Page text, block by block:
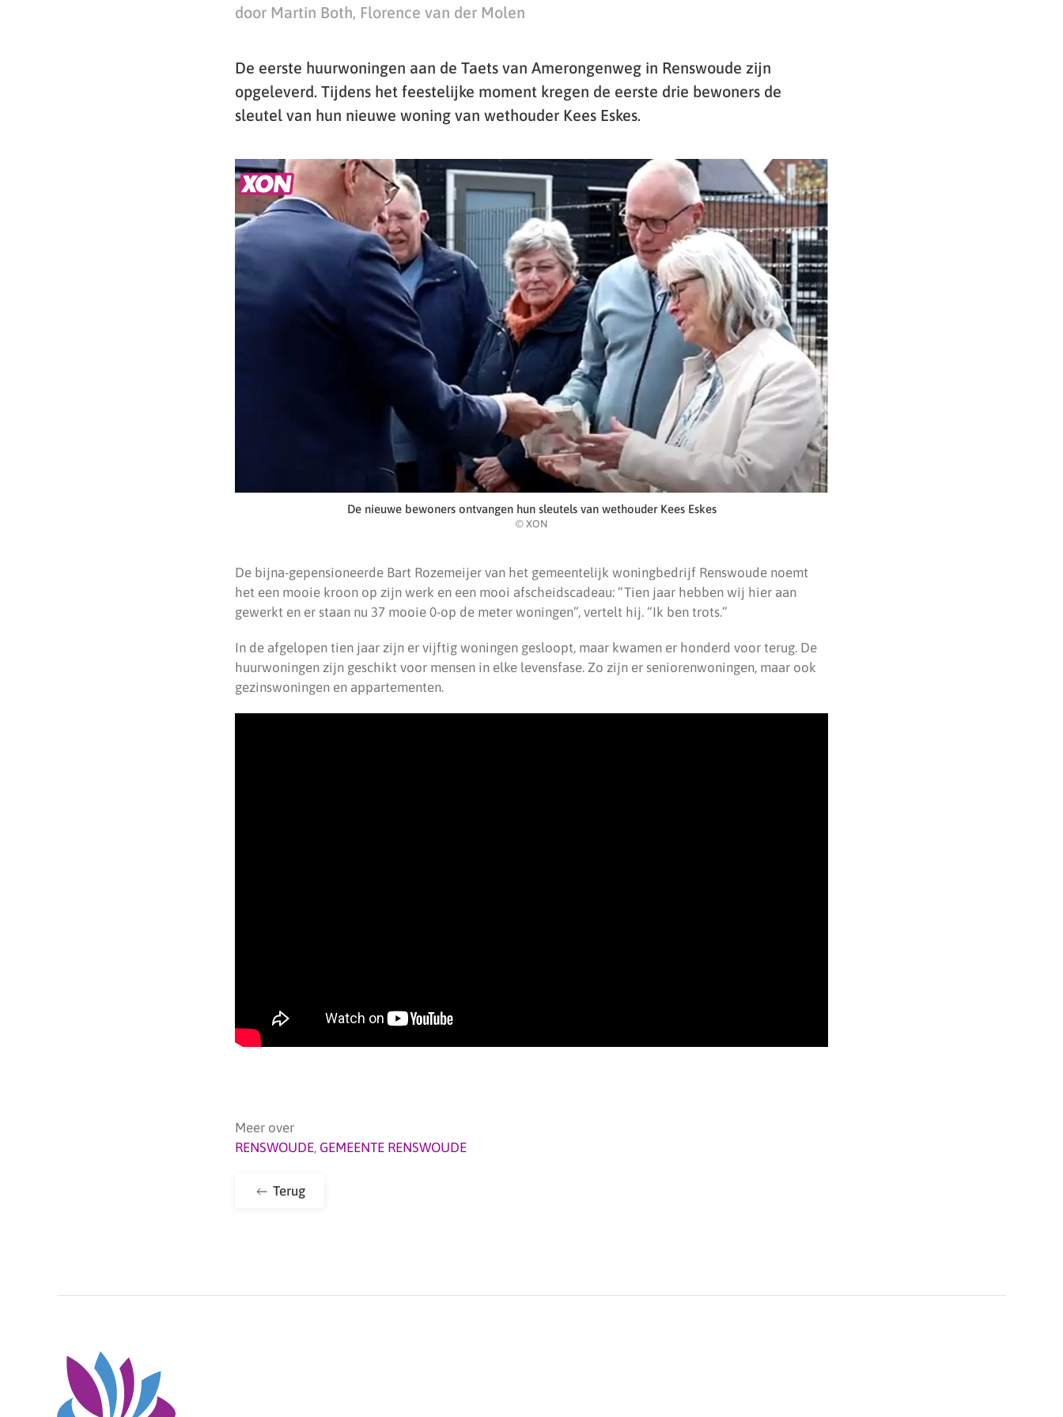
door Martin Both, Florence van der Molen
De eerste huurwoningen aan de Taets van Amerongenweg in Renswoude zijn
opgeleverd. Tijdens het feestelijke moment kregen de eerste drie bewoners de
sleutel van hun nieuwe woning van wethouder Kees Eskes.
De nieuwe bewoners ontvangen hun sleutels van wethouder Kees Eskes
© XON
De bijna-gepensioneerde Bart Rozemeijer van het gemeentelijk woningbedrijf Renswoude noemt
het een mooie kroon op zijn werk en een mooi afscheidscadeau: “Tien jaar hebben wij hier aan
gewerkt en er staan nu 37 mooie 0-op de meter woningen”, vertelt hij. “Ik ben trots.”
In de afgelopen tien jaar zijn er vijftig woningen gesloopt, maar kwamen er honderd voor terug. De
huurwoningen zijn geschikt voor mensen in elke levensfase. Zo zijn er seniorenwoningen, maar ook
gezinswoningen en appartementen.
Meer over
RENSWOUDE, GEMEENTE RENSWOUDE
Terug